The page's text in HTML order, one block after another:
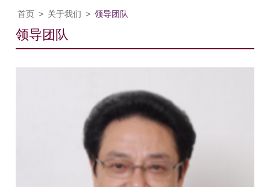
首页 > 关于我们 > 领导团队
领导团队